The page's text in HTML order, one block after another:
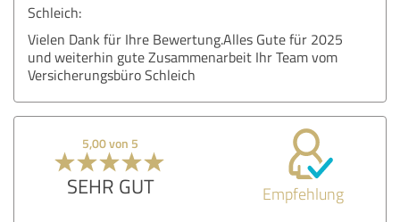
Schleich:
Vielen Dank für Ihre Bewertung.Alles Gute für 2025
und weiterhin gute Zusammenarbeit Ihr Team vom
Versicherungsbüro Schleich
5,00 von 5
SEHR GUT Empfehlung